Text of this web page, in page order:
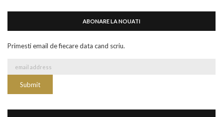
ABONARE LA NOUATI
Primesti email de fiecare data cand scriu.